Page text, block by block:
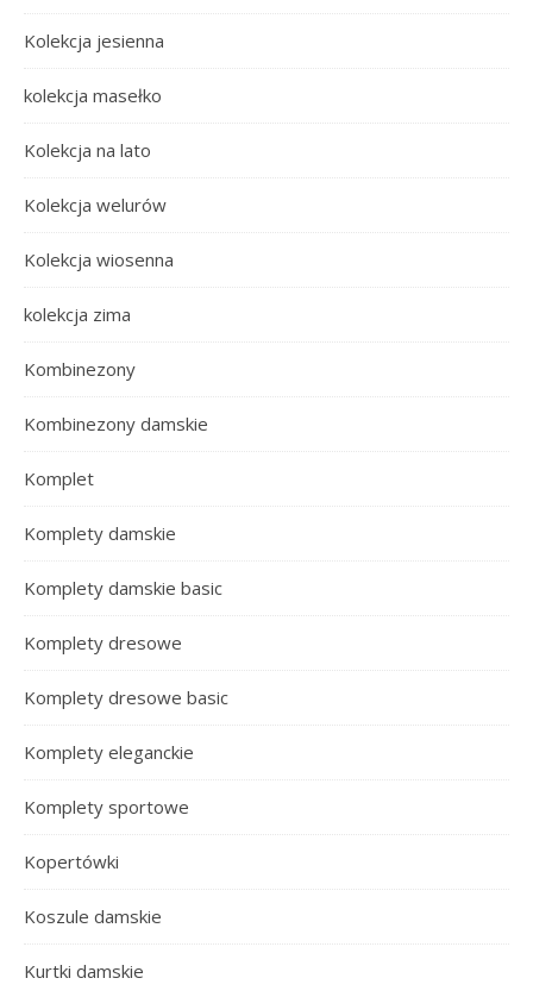
Kolekcja jesienna
kolekcja masełko
Kolekcja na lato
Kolekcja welurów
Kolekcja wiosenna
kolekcja zima
Kombinezony
Kombinezony damskie
Komplet
Komplety damskie
Komplety damskie basic
Komplety dresowe
Komplety dresowe basic
Komplety eleganckie
Komplety sportowe
Kopertówki
Koszule damskie
Kurtki damskie